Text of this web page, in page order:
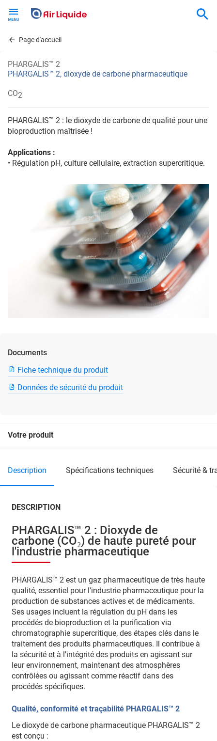
contentPage d'accueil
PHARGALIS™ 2
PHARGALIS™ 2, dioxyde de carbone pharmaceutique
CO2
PHARGALIS™ 2 : le dioxyde de carbone de qualité pour une
bioproduction maîtrisée !
Applications :
• Régulation pH, culture cellulaire, extraction supercritique.
Documents
Fiche technique du produit
Données de sécurité du produit
Votre produit
description spécifications techniques sécurité &
DESCRIPTION
PHARGALIS™ 2 : Dioxyde de
carbone (CO₂) de haute pureté pour
l'industrie pharmaceutique
PHARGALIS™ 2 est un gaz pharmaceutique de très haute
qualité, essentiel pour l'industrie pharmaceutique pour la
production de substances actives et de médicaments.
Ses usages incluent la régulation du pH dans les
procédés de bioproduction et la purification via
chromatographie supercritique, des étapes clés dans le
traitement des produits pharmaceutiques. Il contribue à
la sécurité et à l'intégrité des produits en agissant sur
leur environnement, maintenant des atmosphères
contrôlées ou agissant comme réactif dans des
procédés spécifiques.
Qualité, conformité et traçabilité PHARGALIS™ 2
Le dioxyde de carbone pharmaceutique PHARGALIS™ 2
est conçu :